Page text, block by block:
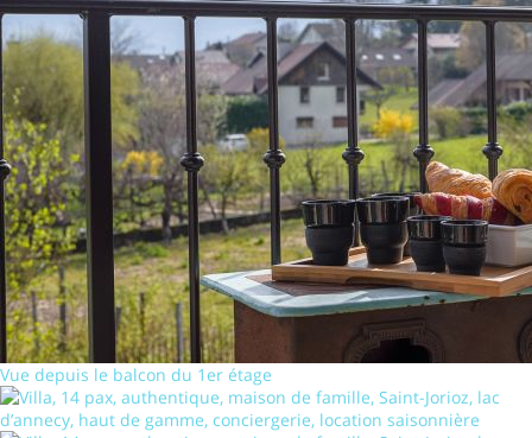
Vue depuis le balcon du 1er étage